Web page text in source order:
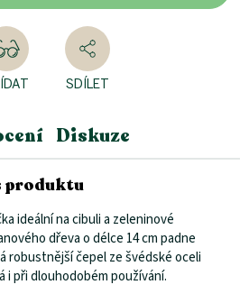
SDÍLET
Diskuze
produktu
ideální na cibuli a zeleninové
dřeva o délce 14 cm padne
robustnější čepel ze švédské oceli
i při dlouhodobém používání.